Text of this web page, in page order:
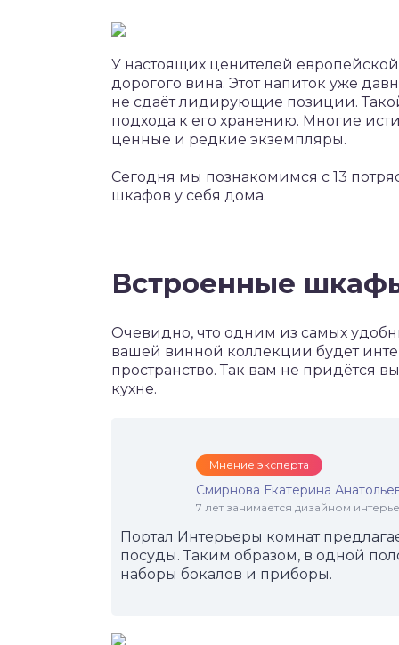
У настоящих ценителей
дорогого вина. Этот напиток уже
не сдаёт лидирующие позиции.
подхода к его хранению. Многие
ценные и редкие экземпляры.
Сегодня мы познакомимся с 13
шкафов у себя дома.
Встроенные
Очевидно, что одним из самых
вашей винной коллекции будет
пространство. Так вам не придётся
кухне.
Мнение эксперта
Смирнова Екатерина
7 лет занимается дизайном
Портал Интерьеры комнат
посуды. Таким образом, в одной
наборы бокалов и приборы.